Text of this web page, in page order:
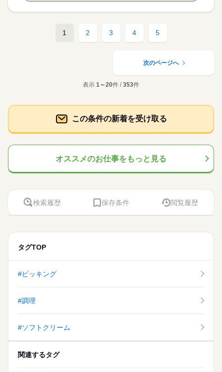
1 2 3 4 5
次のページへ
表示 1～20件 /353件
この条件の新着を受け取る
オススメのお仕事をもっと見る
検索履歴 保存条件 閲覧履歴
タグTOP
#ピッキング
#調理
#ソフトクリーム
関連するタグ